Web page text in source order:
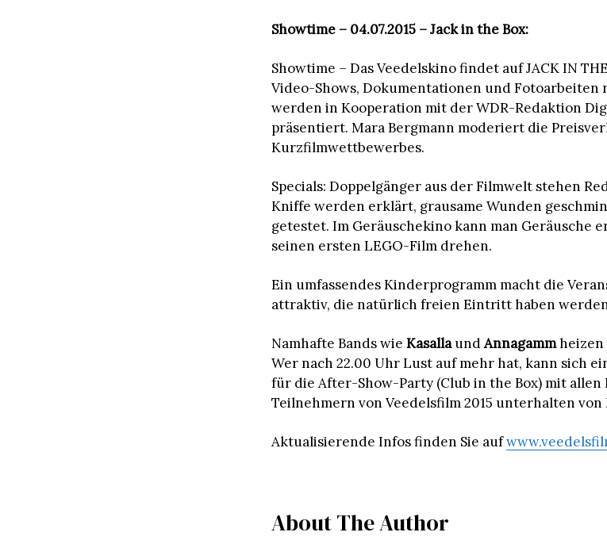
Showtime – 04.07.2015 – Jack in the Box:
Showtime – Das Veedelskino findet auf JACK IN
Video-Shows, Dokumentationen und Fotoarbeiten
werden in Kooperation mit der WDR-Redaktion
präsentiert. Mara Bergmann moderiert die
Kurzfilmwettbewerbes.
Specials: Doppelgänger aus der Filmwelt stehen
Kniffe werden erklärt, grausame Wunden
getestet. Im Geräuschekino kann man Geräusche
seinen ersten LEGO-Film drehen.
Ein umfassendes Kinderprogramm macht die
attraktiv, die natürlich freien Eintritt haben
Namhafte Bands wie KasallaundAnnagammheizen
Wer nach 22.00 Uhr Lust auf mehr hat, kann sich
für die After-Show-Party (Club in the Box) mit
Teilnehmern von Veedelsfilm 2015 unterhalten von
Aktualisierende Infos finden Sie auf
About The Author